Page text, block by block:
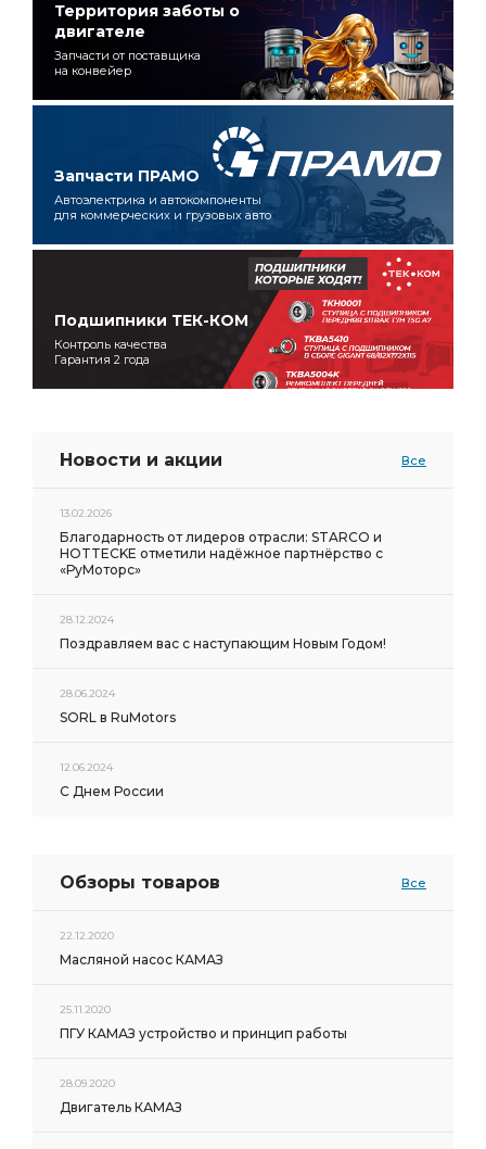
Территория заботы о
двигателе
Запчасти от поставщика
на конвейер
Запчасти ПРАМО
Автоэлектрика и автокомпоненты
для коммерческих и грузовых авто
Подшипники ТЕК-КОМ
Контроль качества
Гарантия 2 года
Новости и акции Все
13.02.2026
Благодарность от лидеров отрасли: STARCO и
HOTTECKE отметили надёжное партнёрство с
«РуМоторс»
28.12.2024
Поздравляем вас с наступающим Новым Годом!
28.06.2024
SORL в RuMotors
12.06.2024
С Днем России
Обзоры товаров Все
22.12.2020
Масляной насос КАМАЗ
25.11.2020
ПГУ КАМАЗ устройство и принцип работы
28.09.2020
Двигатель КАМАЗ